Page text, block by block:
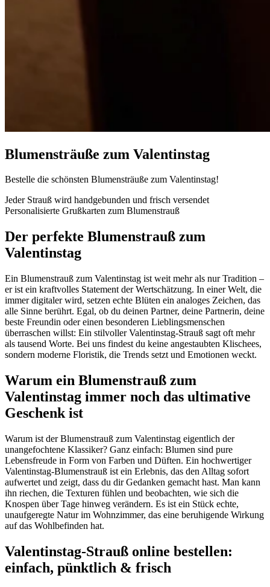
Blumensträuße zum Valentinstag
Bestelle die schönsten Blumensträuße zum Valentinstag!
Jeder Strauß wird handgebunden und frisch versendet
Personalisierte Grußkarten zum Blumenstrauß
Der perfekte Blumenstrauß zum
Valentinstag
Ein Blumenstrauß zum Valentinstag ist weit mehr als nur Tradition –
er ist ein kraftvolles Statement der Wertschätzung. In einer Welt, die
immer digitaler wird, setzen echte Blüten ein analoges Zeichen, das
alle Sinne berührt. Egal, ob du deinen Partner, deine Partnerin, deine
beste Freundin oder einen besonderen Lieblingsmenschen
überraschen willst: Ein stilvoller Valentinstag-Strauß sagt oft mehr
als tausend Worte. Bei uns findest du keine angestaubten Klischees,
sondern moderne Floristik, die Trends setzt und Emotionen weckt.
Warum ein Blumenstrauß zum
Valentinstag immer noch das ultimative
Geschenk ist
Warum ist der Blumenstrauß zum Valentinstag eigentlich der
unangefochtene Klassiker? Ganz einfach: Blumen sind pure
Lebensfreude in Form von Farben und Düften. Ein hochwertiger
Valentinstag-Blumenstrauß ist ein Erlebnis, das den Alltag sofort
aufwertet und zeigt, dass du dir Gedanken gemacht hast. Man kann
ihn riechen, die Texturen fühlen und beobachten, wie sich die
Knospen über Tage hinweg verändern. Es ist ein Stück echte,
unaufgeregte Natur im Wohnzimmer, das eine beruhigende Wirkung
auf das Wohlbefinden hat.
Valentinstag-Strauß online bestellen:
einfach, pünktlich & frisch